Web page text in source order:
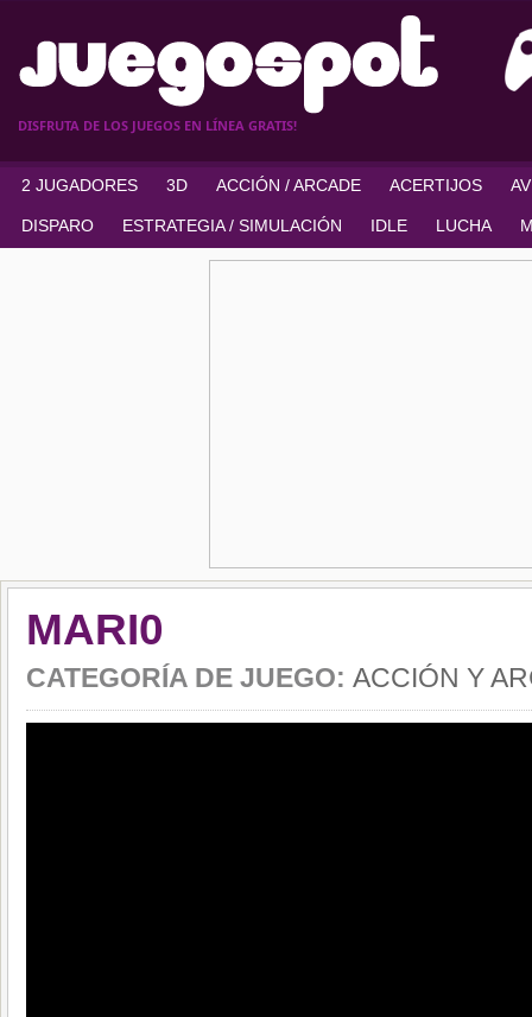
DISFRUTA DE LOS JUEGOS EN LÍNEA GRATIS!
2 JUGADORES 3D ACCIÓN / ARCADE ACERTIJOS
DISPARO ESTRATEGIA / SIMULACIÓN IDLE LUCHA
MARI0
CATEGORÍA DE JUEGO: ACCIÓN Y